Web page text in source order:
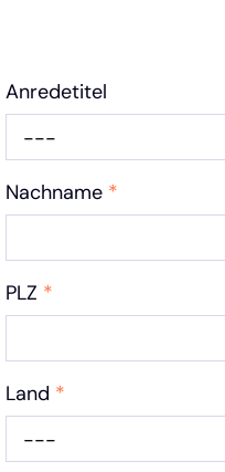
Anredetitel
---
Nachname *
PLZ *
Land *
---